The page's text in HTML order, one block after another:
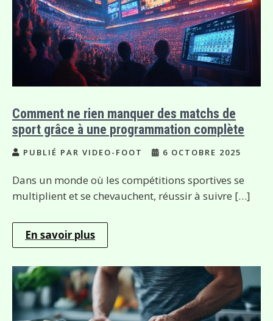
Comment ne rien manquer des matchs de
sport grâce à une programmation complète
PUBLIÉ PAR VIDEO-FOOT 6 OCTOBRE 2025
Dans un monde où les compétitions sportives se
multiplient et se chevauchent, réussir à suivre […]
En savoir plus